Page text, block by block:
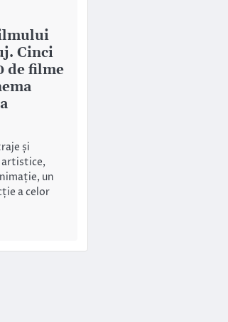
Cinci
de filme
și
artistice,
un
a celor